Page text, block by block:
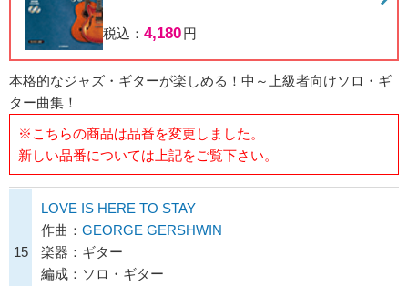
税込： 4,180円
本格的なジャズ・ギターが楽しめる！中～上級者向けソロ・ギ
ター曲集！
※こちらの商品は品番を変更しました。
新しい品番については上記をご覧下さい。
15
LOVE IS HERE TO STAY
作曲： GEORGE GERSHWIN
楽器：ギター
編成：ソロ・ギター